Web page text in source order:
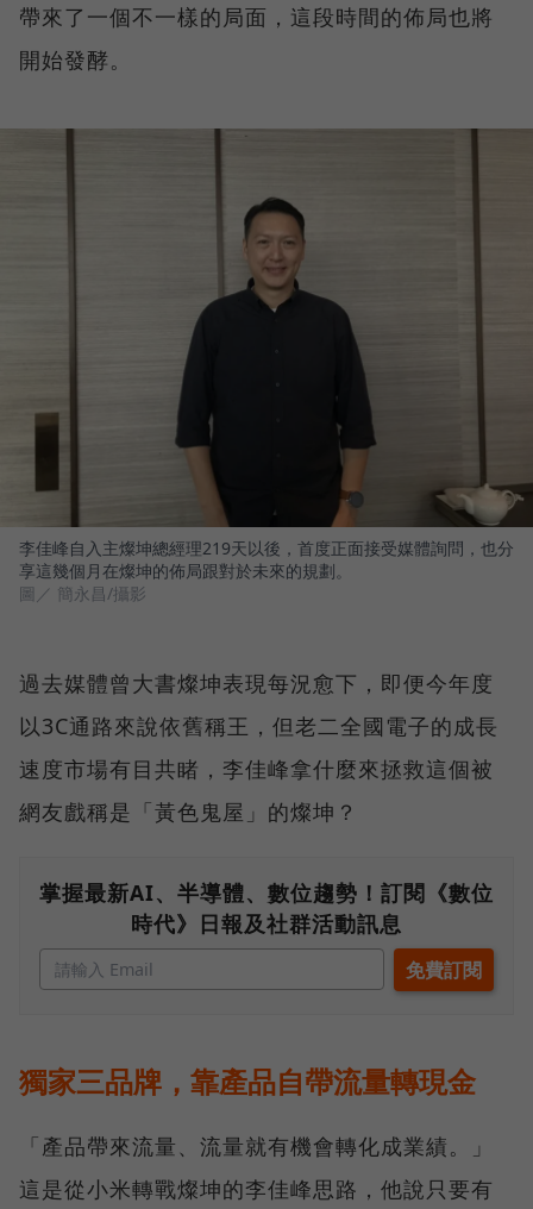
帶來了一個不一樣的局面，這段時間的佈局也將
開始發酵。
李佳峰自入主燦坤總經理219天以後，首度正面接受媒體詢問，也分
享這幾個月在燦坤的佈局跟對於未來的規劃。
圖／ 簡永昌/攝影
過去媒體曾大書燦坤表現每況愈下，即便今年度
以3C通路來說依舊稱王，但老二全國電子的成長
速度市場有目共睹，李佳峰拿什麼來拯救這個被
網友戲稱是「黃色鬼屋」的燦坤？
掌握最新AI、半導體、數位趨勢！訂閱《數位
時代》日報及社群活動訊息
獨家三品牌，靠產品自帶流量轉現金
「產品帶來流量、流量就有機會轉化成業績。」
這是從小米轉戰燦坤的李佳峰思路，他說只要有